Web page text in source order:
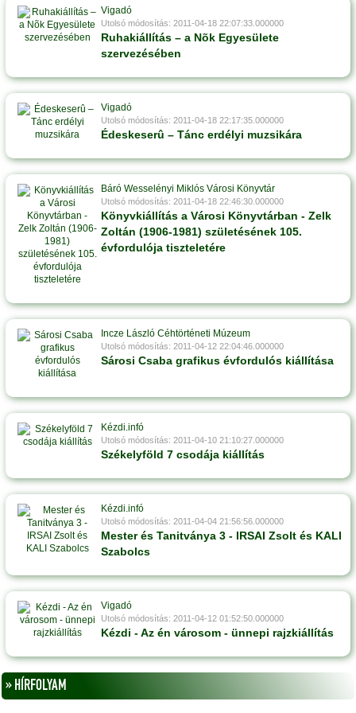
Vigadó
Utolsó módosítás: 2011-04-18 22:07:33.000000
Ruhakiállítás – a Nõk Egyesülete
szervezésében
Vigadó
Utolsó módosítás: 2011-04-18 22:17:35.000000
Édeskeserû – Tánc erdélyi muzsikára
Báró Wesselényi Miklós Városi Könyvtár
Utolsó módosítás: 2011-04-18 22:46:30.000000
Könyvkiállítás a Városi Könyvtárban - Zelk
Zoltán (1906-1981) születésének 105.
évfordulója tiszteletére
Incze László Céhtörténeti Múzeum
Utolsó módosítás: 2011-04-12 22:04:46.000000
Sárosi Csaba grafikus évfordulós kiállítása
Kézdi.infó
Utolsó módosítás: 2011-04-10 21:10:27.000000
Székelyföld 7 csodája kiállítás
Kézdi.infó
Utolsó módosítás: 2011-04-04 21:56:56.000000
Mester és Tanitványa 3 - IRSAI Zsolt és KALI
Szabolcs
Vigadó
Utolsó módosítás: 2011-04-12 01:52:50.000000
Kézdi - Az én városom - ünnepi rajzkiállítás
» HÍRFOLYAM